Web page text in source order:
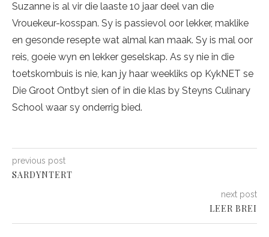
Suzanne is al vir die laaste 10 jaar deel van die
Vrouekeur-kosspan. Sy is passievol oor lekker, maklike
en gesonde resepte wat almal kan maak. Sy is mal oor
reis, goeie wyn en lekker geselskap. As sy nie in die
toetskombuis is nie, kan jy haar weekliks op KykNET se
Die Groot Ontbyt sien of in die klas by Steyns Culinary
School waar sy onderrig bied.
previous post
SARDYNTERT
next post
LEER BREI